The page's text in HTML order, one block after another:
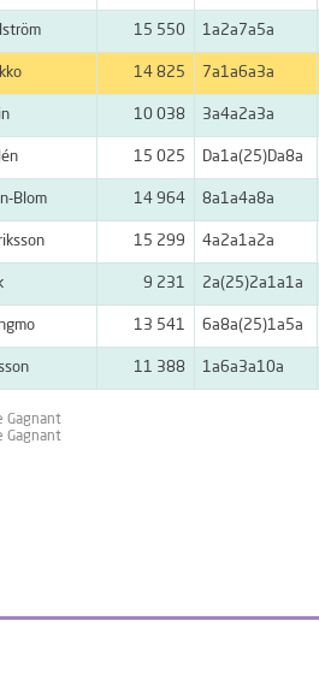
15 550 1a2a7a5a
14 825 7a1a6a3a
10 038 3a4a2a3a
15 025 Da1a(25)Da8a
Blom 14 964 8a1a4a8a
15 299 4a2a1a2a
9 231 2a(25)2a1a1a
13 541 6a8a(25)1a5a
11 388 1a6a3a10a
Gagnant
Gagnant